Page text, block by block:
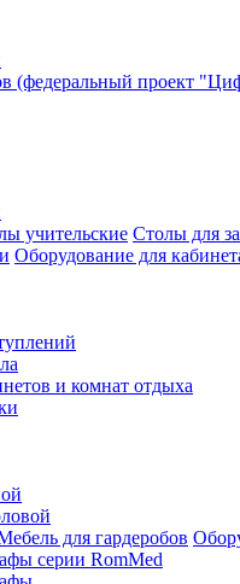
(федеральный проект
учительские Столы для
Оборудование для
и комнат отдыха
для гардеробов
серии RomMed